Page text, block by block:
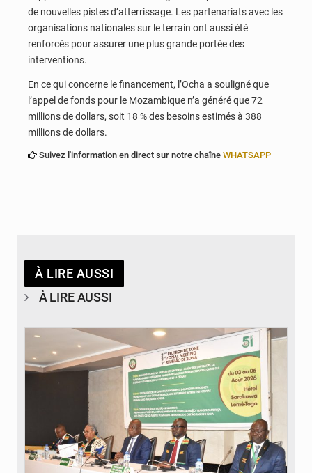
de nouvelles pistes d’atterrissage. Les partenariats avec les
organisations nationales sur le terrain ont aussi été
renforcés pour assurer une plus grande portée des
interventions.
En ce qui concerne le financement, l’Ocha a souligné que
l’appel de fonds pour le Mozambique n’a généré que 72
millions de dollars, soit 18 % des besoins estimés à 388
millions de dollars.
Suivez l'information en direct sur notre chaîne WHATSAPP
À LIRE AUSSI
À LIRE AUSSI